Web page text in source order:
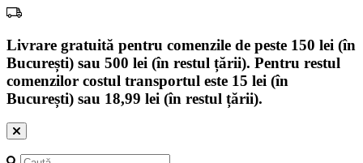
Livrare gratuită pentru comenzile de peste 150 lei (în
București) sau 500 lei (în restul țării). Pentru restul
comenzilor costul transportul este 15 lei (în
București) sau 18,99 lei (în restul țării).